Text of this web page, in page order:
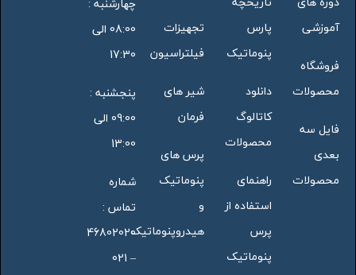
آموزشی
فروشگاه
محصولات
فایل سه
بعدی
محصولات
پارس
پنوماتیک
دانلود
کاتالوگ
محصولات
راهنمای
استفاده از
پرس
پنوماتیک
تجهیزات
فیلتراسیون
شیر های
فرمان
پرس های
پنوماتیک
و
هیدروپنوماتیک
08:00 الی
17:30
پنجشنبه :
09:00 الی
13:00
شماره
تماس :
46802020
– 021